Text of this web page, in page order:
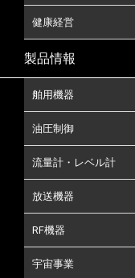
健康経営
製品情報
舶用機器
油圧制御
流量計・レベル計
放送機器
RF機器
宇宙事業